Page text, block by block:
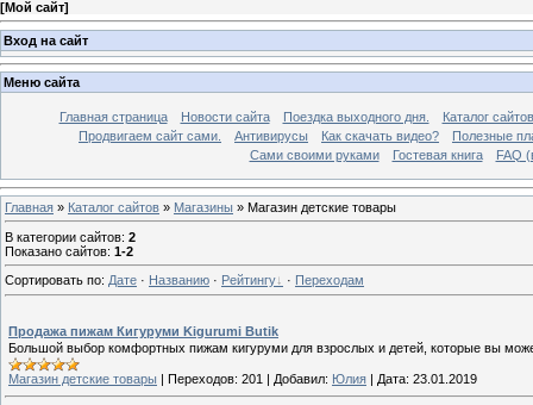
[Мой сайт]
Вход на сайт
Меню сайта
Главная страница Новости сайта Поездка выходного дня.
Каталог сайтов
Продвигаем сайт сами.
Антивирусы Как скачать видео?
Полезные
Сами своими руками
Гостевая книга FAQ
Главная » Каталог сайтов » Магазины » Магазин детские товары
В категории сайтов: 2
Показано сайтов: 1-2
Сортировать по: Дате · Названию · Рейтингу · Переходам
Продажа пижам Кигуруми Kigurumi Butik
Большой выбор комфортных пижам кигуруми для взрослых и детей, которые вы
Магазин детские товары | Переходов: 201 | Добавил: Юлия | Дата: 23.01.2019